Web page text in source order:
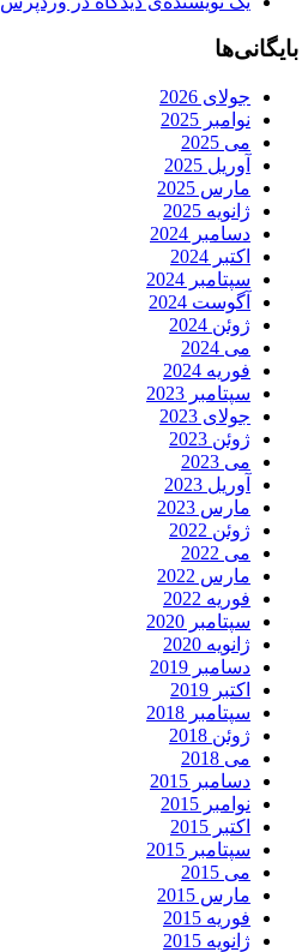
بایگانی‌ها
جولای 2026
نوامبر 2025
می 2025
آوریل 2025
مارس 2025
ژانویه 2025
دسامبر 2024
اکتبر 2024
سپتامبر 2024
آگوست 2024
ژوئن 2024
می 2024
فوریه 2024
سپتامبر 2023
جولای 2023
ژوئن 2023
می 2023
آوریل 2023
مارس 2023
ژوئن 2022
می 2022
مارس 2022
فوریه 2022
سپتامبر 2020
ژانویه 2020
دسامبر 2019
اکتبر 2019
سپتامبر 2018
ژوئن 2018
می 2018
دسامبر 2015
نوامبر 2015
اکتبر 2015
سپتامبر 2015
می 2015
مارس 2015
فوریه 2015
ژانویه 2015